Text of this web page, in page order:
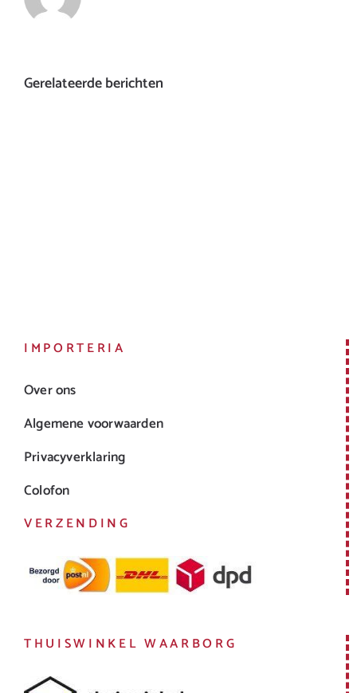
Gerelateerde berichten
IMPORTERIA
Over ons
Algemene voorwaarden
Privacyverklaring
Colofon
VERZENDING
THUISWINKEL WAARBORG